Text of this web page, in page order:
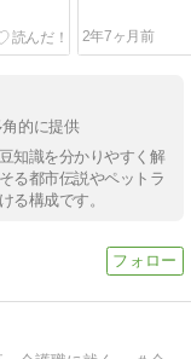
2年7ヶ月前
的に提供
知識を分かりやすく解
る都市伝説やペットラ
る構成です。